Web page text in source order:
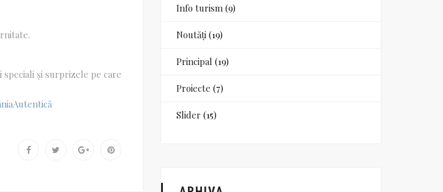
și surprizele pe care
Info turism (9)
Noutăți (19)
Principal (19)
Proiecte (7)
Slider (15)